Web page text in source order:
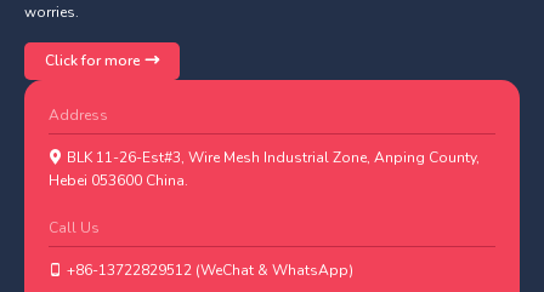
worries.
Click for more
Address
BLK 11-26-Est#3, Wire Mesh Industrial Zone, Anping County,
Hebei 053600 China.
Call Us
+86-13722829512 (WeChat & WhatsApp)